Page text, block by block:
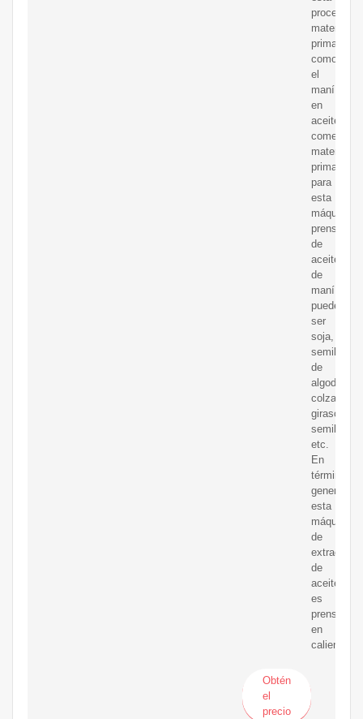
materias
primas
como
el
maní
en
aceite
materias
primas
para
esta
máquina
prensadora
de
aceite
de
maní
pueden
ser
soja,
semillas
de
algodón,
colza,
girasol
semilla,
etc.
En
términos
generales,
esta
máquina
de
extracción
de
aceite
es
prensada
en
caliente.
Obtén
el
precio